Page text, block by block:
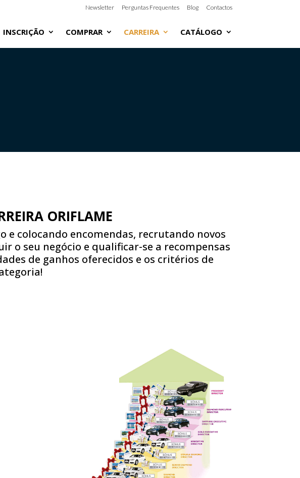
Newsletter Perguntas Frequentes Blog Contactos
INSCRIÇÃO COMPRAR CARREIRA CATÁLOGO
ORIFLAME
e colocando encomendas, recrutando novos
o seu negócio e qualificar-se a recompensas
de ganhos oferecidos e os critérios de